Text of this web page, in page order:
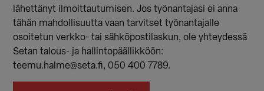
lähettänyt ilmoittautumisen. Jos työnantajasi ei anna
tähän mahdollisuutta vaan tarvitset työnantajalle
osoitetun verkko- tai sähköpostilaskun, ole yhteydessä
Setan talous- ja hallintopäällikköön:
teemu.halme@seta.fi, 050 400 7789.